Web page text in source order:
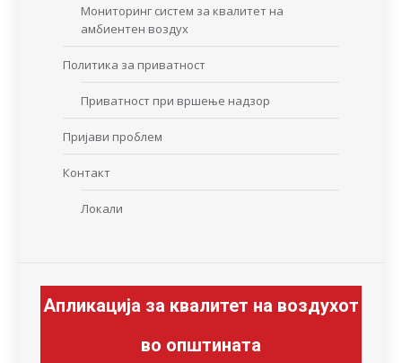
Мониторинг систем за квалитет на
амбиентен воздух
Политика за приватност
Приватност при вршење надзор
Пријави проблем
Контакт
Локали
Апликација за квалитет на воздухот
во општината